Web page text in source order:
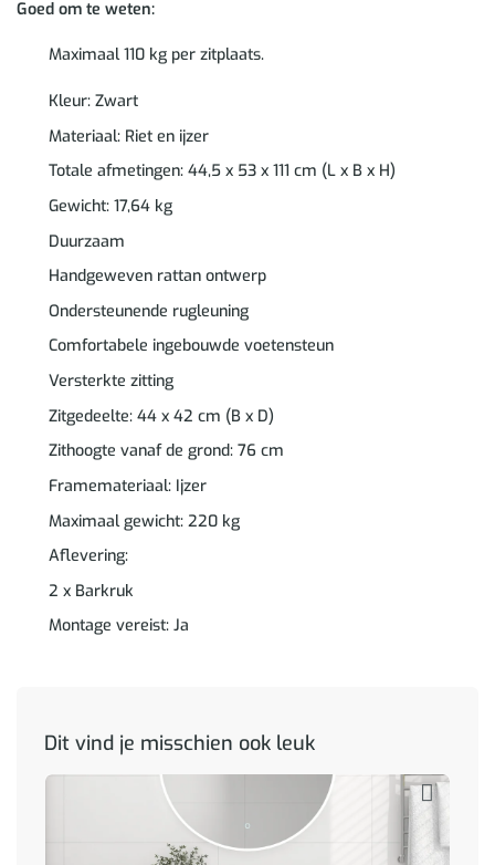
Goed om te weten:
Maximaal 110 kg per zitplaats.
Kleur: Zwart
Materiaal: Riet en ijzer
Totale afmetingen: 44,5 x 53 x 111 cm (L x B x H)
Gewicht: 17,64 kg
Duurzaam
Handgeweven rattan ontwerp
Ondersteunende rugleuning
Comfortabele ingebouwde voetensteun
Versterkte zitting
Zitgedeelte: 44 x 42 cm (B x D)
Zithoogte vanaf de grond: 76 cm
Framemateriaal: Ijzer
Maximaal gewicht: 220 kg
Aflevering:
2 x Barkruk
Montage vereist: Ja
Dit vind je misschien ook leuk